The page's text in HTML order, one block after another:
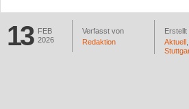
13
FEB
2026
Verfasst von
Redaktion
Erstellt
Aktuell